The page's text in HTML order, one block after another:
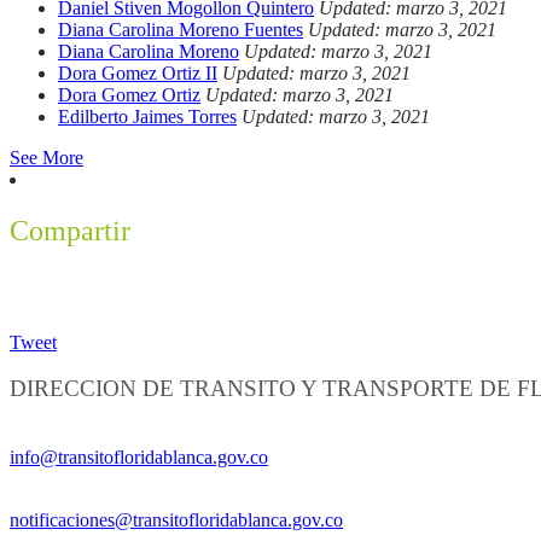
Daniel Stiven Mogollon Quintero Updated: marzo 3, 2021
Diana Carolina Moreno Fuentes Updated: marzo 3, 2021
Diana Carolina Moreno Updated: marzo 3, 2021
Dora Gomez Ortiz II Updated: marzo 3, 2021
Dora Gomez Ortiz Updated: marzo 3, 2021
Edilberto Jaimes Torres Updated: marzo 3, 2021
See More
Compartir
Tweet
DIRECCION DE TRANSITO Y TRANSPORTE DE
info@transitofloridablanca.gov.co
notificaciones@transitofloridablanca.gov.co